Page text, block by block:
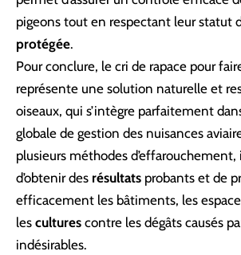
pigeons tout en respectant leur statut
protégée.
Pour conclure, le cri de rapace pour
représente une solution naturelle et
oiseaux, qui s’intègre parfaitement
globale de gestion des nuisances
plusieurs méthodes d’effarouchement,
d’obtenir des résultats probants et de
efficacement les bâtiments, les
les cultures contre les dégâts causés
indésirables.